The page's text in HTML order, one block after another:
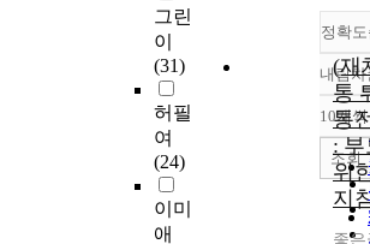
그린
이
(31)
허필
여
(24)
이미
애
정확도
내림차
10개
조회
(재
통
통
: 부
위
지
좋